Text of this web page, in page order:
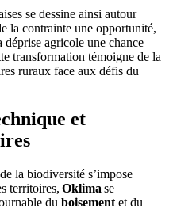
se dessine ainsi autour
la contrainte une opportunité,
déprise agricole une chance
transformation témoigne de la
ruraux face aux défis du
et
la biodiversité s’impose
territoires, Oklima se
du boisement et du